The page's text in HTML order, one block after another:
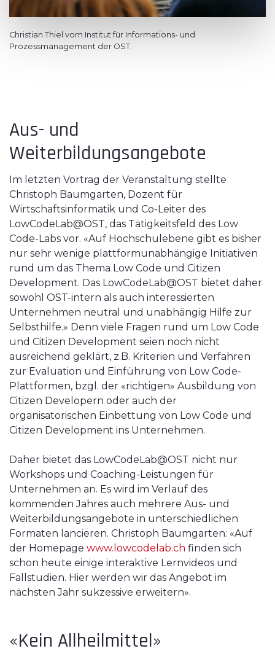
Christian Thiel vom Institut für Informations- und
Prozessmanagement der OST.
Aus- und
Weiterbildungsangebote
Im letzten Vortrag der Veranstaltung stellte
Christoph Baumgarten, Dozent für
Wirtschaftsinformatik und Co-Leiter des
LowCodeLab@OST, das Tätigkeitsfeld des Low
Code-Labs vor. «Auf Hochschulebene gibt es bisher
nur sehr wenige plattformunabhängige Initiativen
rund um das Thema Low Code und Citizen
Development. Das LowCodeLab@OST bietet daher
sowohl OST-intern als auch interessierten
Unternehmen neutral und unabhängig Hilfe zur
Selbsthilfe.» Denn viele Fragen rund um Low Code
und Citizen Development seien noch nicht
ausreichend geklärt, z.B. Kriterien und Verfahren
zur Evaluation und Einführung von Low Code-
Plattformen, bzgl. der «richtigen» Ausbildung von
Citizen Developern oder auch der
organisatorischen Einbettung von Low Code und
Citizen Development ins Unternehmen.
Daher bietet das LowCodeLab@OST nicht nur
Workshops und Coaching-Leistungen für
Unternehmen an. Es wird im Verlauf des
kommenden Jahres auch mehrere Aus- und
Weiterbildungsangebote in unterschiedlichen
Formaten lancieren. Christoph Baumgarten: «Auf
der Homepage www.lowcodelab.ch finden sich
schon heute einige interaktive Lernvideos und
Fallstudien. Hier werden wir das Angebot im
nächsten Jahr sukzessive erweitern».
«Kein Allheilmittel»